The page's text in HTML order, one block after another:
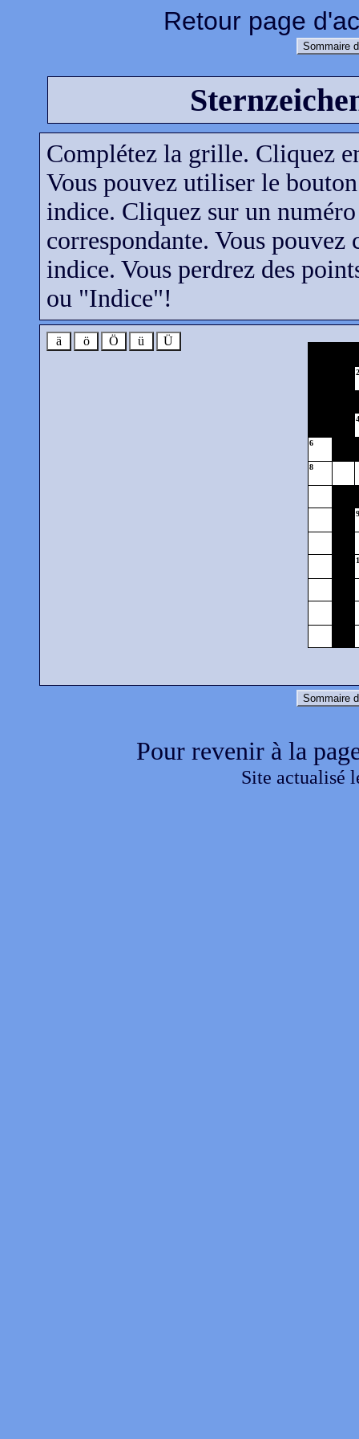
Retour page
Sommaire
Complétez la grille. Cliquez
Vous pouvez utiliser le
indice. Cliquez sur un
correspondante. Vous
indice. Vous perdrez des
ou "Indice"!
ä ö Ö ü Ü
6
8
Sommaire
Pour revenir à la
Site actualisé